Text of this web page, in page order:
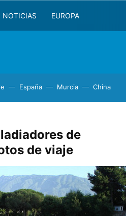
NOTICIAS EUROPA
España Murcia China
de
de viaje